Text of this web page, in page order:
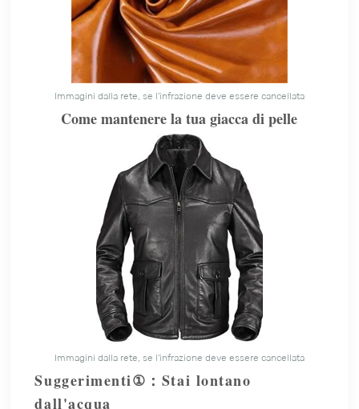
Immagini dalla rete, se l'infrazione deve essere cancellata
Come mantenere la tua giacca di pelle
Immagini dalla rete, se l'infrazione deve essere cancellata
Suggerimenti① ： Stai lontano
dall'acqua